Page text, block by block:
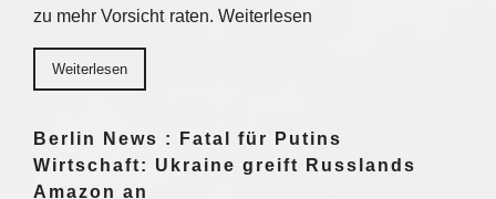
zu mehr Vorsicht raten. Weiterlesen
Weiterlesen
Berlin News : Fatal für Putins
Wirtschaft: Ukraine greift Russlands
Amazon an